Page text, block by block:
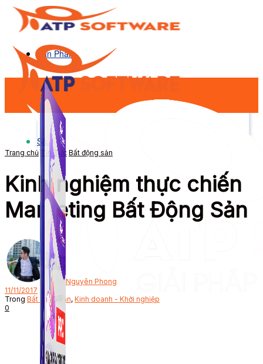
Sản Phẩm
Sản Phẩm
Trang chủ Tin Tức Bất động sản
Kinh nghiệm thực chiến
Marketing Bất Động Sản
Bởi Nguyên Phong
11/11/2017
Trong Bất động sản, Kinh doanh - Khởi nghiệp
0